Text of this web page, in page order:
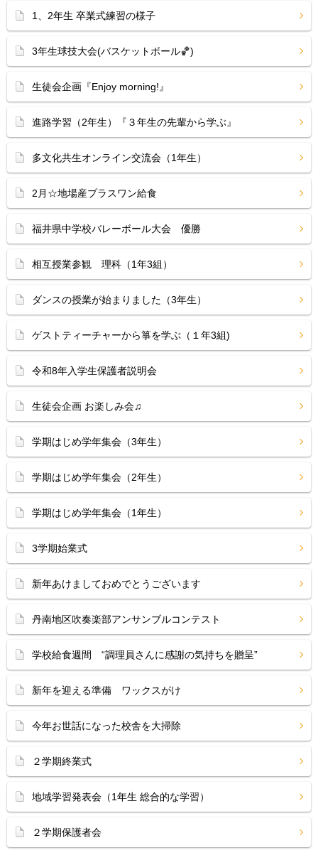
1、2年生 卒業式練習の様子
3年生球技大会(バスケットボール🏀)
生徒会企画『Enjoy morning!』
進路学習（2年生）『３年生の先輩から学ぶ』
多文化共生オンライン交流会（1年生）
2月☆地場産プラスワン給食
福井県中学校バレーボール大会 優勝
相互授業参観 理科（1年3組）
ダンスの授業が始まりました（3年生）
ゲストティーチャーから箏を学ぶ（１年3組)
令和8年入学生保護者説明会
生徒会企画 お楽しみ会♫
学期はじめ学年集会（3年生）
学期はじめ学年集会（2年生）
学期はじめ学年集会（1年生）
3学期始業式
新年あけましておめでとうございます
丹南地区吹奏楽部アンサンブルコンテスト
学校給食週間 “調理員さんに感謝の気持ちを贈呈”
新年を迎える準備 ワックスがけ
今年お世話になった校舎を大掃除
２学期終業式
地域学習発表会（1年生 総合的な学習）
２学期保護者会